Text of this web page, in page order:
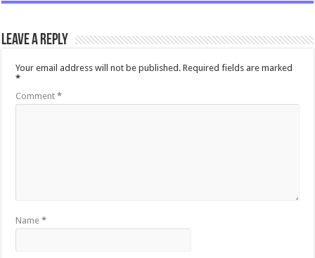
Leave a Reply
Your email address will not be published. Required fields are marked
*
Comment*
Name*